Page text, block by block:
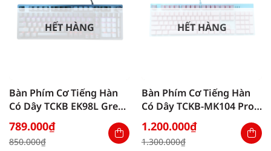
HẾT HÀNG
Bàn Phím Cơ Tiếng Hàn
Có Dây TCKB EK98L Grey
Black
850.000₫
Giá
gốc
789.000₫
Giá
hiện
HẾT HÀNG
Bàn Phím Cơ Tiếng Hàn
Có Dây TCKB-MK104 Pro
Pink White
1.300.000₫
Giá
gốc
1.200.000₫
Giá
hiện